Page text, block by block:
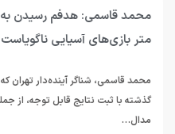
محمد قاسمی: هدفم رسیدن به فینال ۴۰۰
آسیایی ناگویاست
شناگر آینده‌دار تهران که در یک سال
با ثبت نتایج قابل توجه، از جمله کسب دو